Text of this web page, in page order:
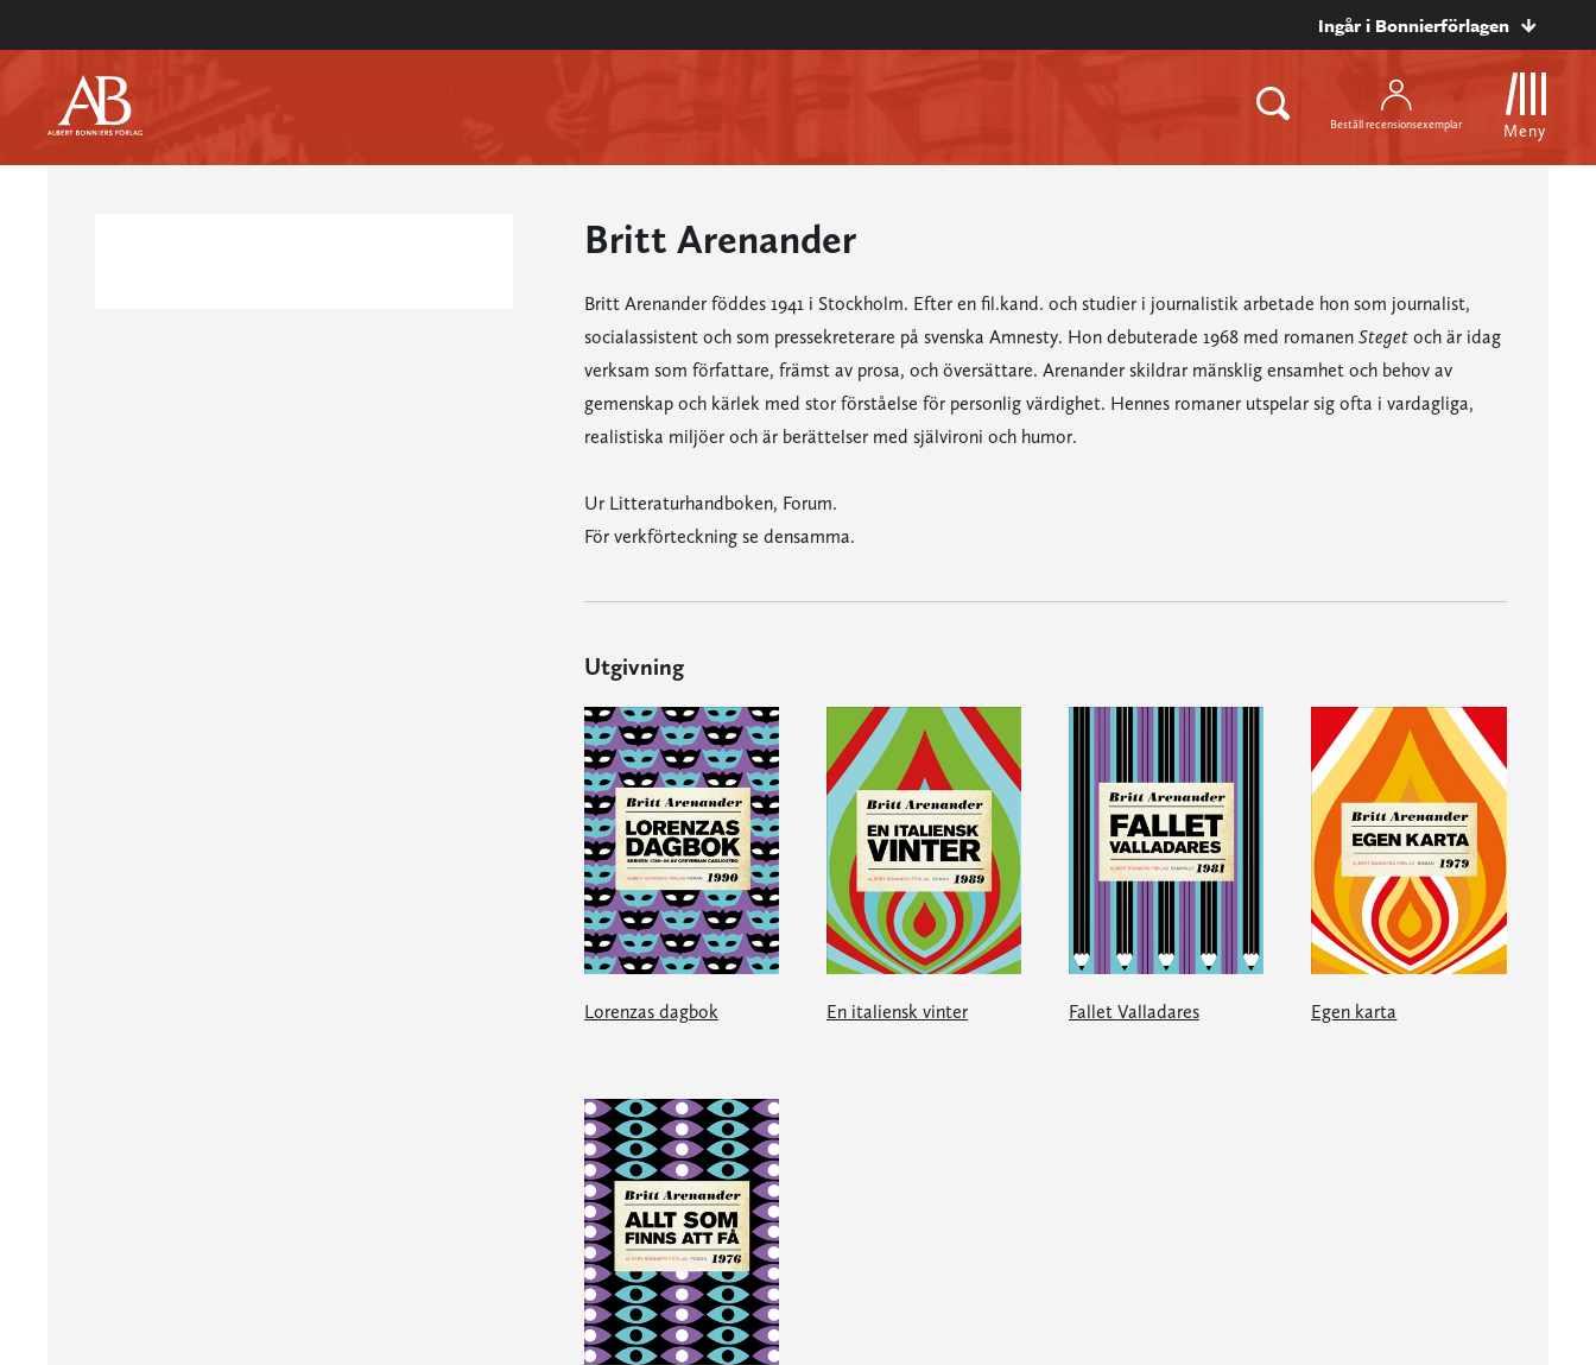
Ingår i Bonnierförlagen
Beställ recensionsexemplar Meny
Britt Arenander
Britt Arenander föddes 1941 i Stockholm. Efter en fil.kand. och studier i journalistik arbetade hon som journalist,
socialassistent och som pressekreterare på svenska Amnesty. Hon debuterade 1968 med romanen Stegetoch är idag
verksam som författare, främst av prosa, och översättare. Arenander skildrar mänsklig ensamhet och behov av
gemenskap och kärlek med stor förståelse för personlig värdighet. Hennes romaner utspelar sig ofta i vardagliga,
realistiska miljöer och är berättelser med självironi och humor.
Ur Litteraturhandboken, Forum.
För verkförteckning se densamma.
Utgivning
Lorenzas dagbok En italiensk vinter Fallet Valladares Egen karta